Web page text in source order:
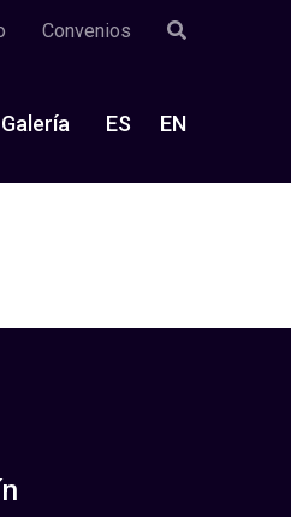
Convenios
Galería ES EN